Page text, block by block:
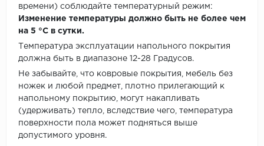
времени) соблюдайте температурный режим:
Изменение температуры должно быть не более чем
на 5 °C в сутки.
Температура эксплуатации напольного покрытия
должна быть в диапазоне 12-28 Градусов.
Не забывайте, что ковровые покрытия, мебель без
ножек и любой предмет, плотно прилегающий к
напольному покрытию, могут накапливать
(удерживать) тепло, вследствие чего, температура
поверхности пола может подняться выше
допустимого уровня.